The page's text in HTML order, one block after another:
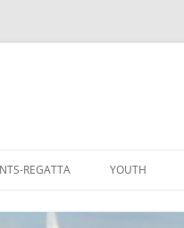
REGATTA YOUTH